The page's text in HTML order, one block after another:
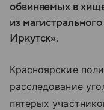
обвиняемых в
из
Иркутск».
Красноярские
расследование
пятерых